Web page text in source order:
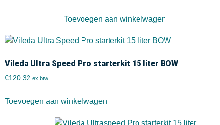
Toevoegen aan winkelwagen
Vileda Ultra Speed Pro starterkit 15 liter BOW
€120.32 ex btw
Toevoegen aan winkelwagen